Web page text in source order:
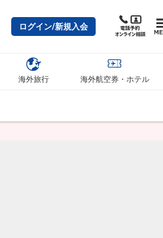
ログイン/新規入会
海外旅行 海外航空券・ホテル